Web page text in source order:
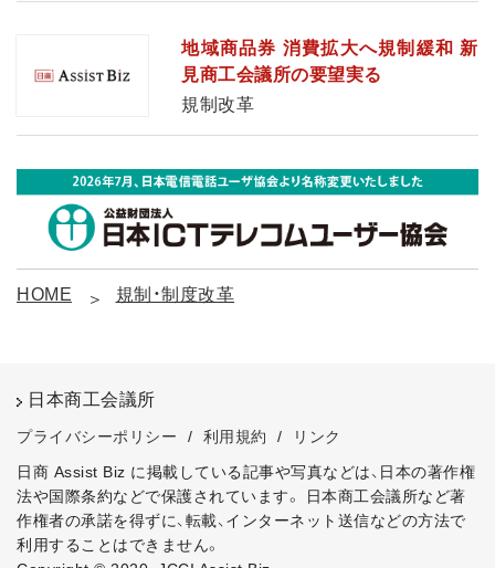
地域商品券 消費拡大へ規制緩和 新
見商工会議所の要望実る
規制改革
HOME 規制・制度改革
日本商工会議所
プライバシーポリシー / 利用規約 /
リンク
日商 Assist Biz に掲載している記事や写真などは、日本の著作権
法や国際条約などで保護されています。
日本商工会議所など著
作権者の承諾を得ずに、転載、インターネット送信などの方法で
利用することはできません。